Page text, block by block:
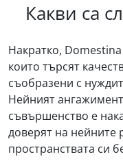
Какви са
Накратко,
които търсят
съобразени с
Нейният
съвършенство е
доверят на
пространствата си